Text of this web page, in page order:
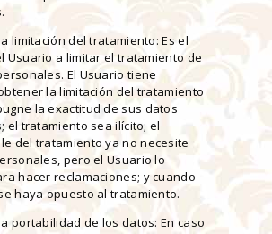
limitación del tratamiento: Es el
Usuario a limitar el tratamiento de
El Usuario tiene
la limitación del tratamiento
la exactitud de sus datos
el tratamiento sea ilícito; el
del tratamiento ya no necesite
pero el Usuario lo
hacer reclamaciones; y cuando
haya opuesto al tratamiento.
portabilidad de los datos: En caso